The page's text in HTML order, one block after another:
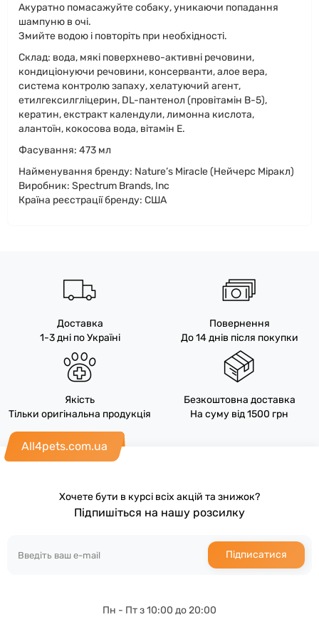
Акуратно помасажуйте собаку, уникаючи попадання
шампуню в очі.
Змийте водою і повторіть при необхідності.
Склад: вода, мякі поверхнево-активні речовини,
кондиціонуючи речовини, консерванти, алое вера,
система контролю запаху, хелатуючий агент,
етилгексилгліцерин, DL-пантенол (провітамін В-5),
кератин, екстракт календули, лимонна кислота,
алантоїн, кокосова вода, вітамін Е.
Фасування: 473 мл
Найменування бренду: Nature’s Miracle (Нейчерс Міракл)
Виробник: Spectrum Brands, Inc
Країна реєстрації бренду: США
Доставка
1-3 дні по Україні
Повернення
До 14 днів після покупки
Якість
Тільки оригінальна продукція
Безкоштовна доставка
На суму від 1500 грн
All4pets.com.ua
Хочете бути в курсі всіх акцій та знижок?
Підпишіться на нашу розсилку
Підписатися
Пн - Пт з 10:00 до 20:00